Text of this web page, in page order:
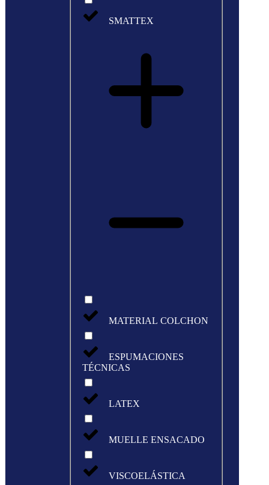
SMATTEX
MATERIAL COLCHON
ESPUMACIONES
TÉCNICAS
LATEX
MUELLE ENSACADO
VISCOELÁSTICA